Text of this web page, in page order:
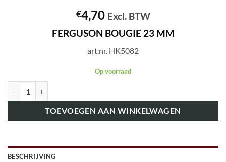
€4,70 Excl. BTW
FERGUSON BOUGIE 23 MM
art.nr. HK5082
Op voorraad
TOEVOEGEN AAN WINKELWAGEN
BESCHRIJVING